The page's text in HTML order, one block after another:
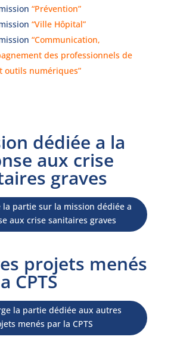
“Prévention”
“Ville Hôpital”
“Communication,
des professionnels de
outils numériques”
dédiée a la
aux crise
graves
la partie sur la mission dédiée a
aux crise sanitaires graves
projets menés
CPTS
la partie dédiée aux autres
menés par la CPTS